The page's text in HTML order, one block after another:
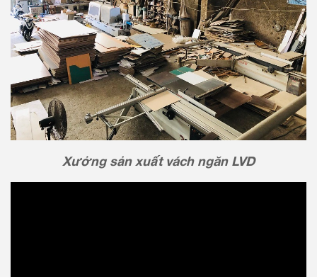
Xưởng sản xuất vách ngăn LVD